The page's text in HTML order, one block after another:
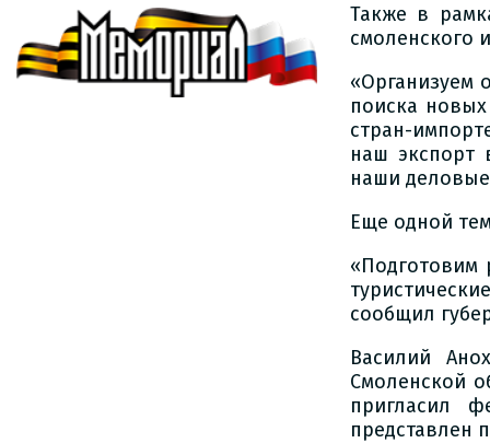
Также в
смоленского
«Организуем
поиска
стран-
наш экспорт
наши
Еще одной
«Подготовим
сообщил
Василий
Смоленской
пригласил
представлен